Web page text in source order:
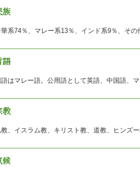
族
系74％、マレー系13％、インド系9％、その
語
はマレー語。公用語として英語、中国語、マ
教
、イスラム教、キリスト教、道教、ヒンズ
候